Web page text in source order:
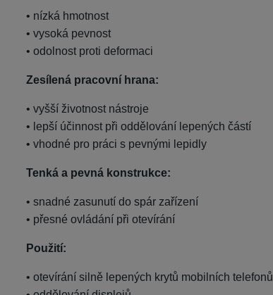
• nízká hmotnost
• vysoká pevnost
• odolnost proti deformaci
Zesílená pracovní hrana:
• vyšší životnost nástroje
• lepší účinnost při oddělování lepených částí
• vhodné pro práci s pevnými lepidly
Tenká a pevná konstrukce:
• snadné zasunutí do spár zařízení
• přesné ovládání při otevírání
Použití:
• otevírání silně lepených krytů mobilních telefonů